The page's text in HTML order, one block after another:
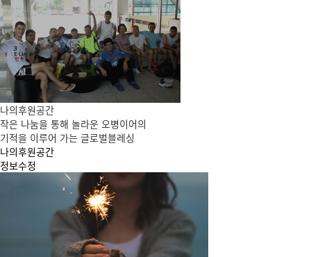
나의후원공간
작은 나눔을 통해 놀라운 오병이어의
기적을 이루어 가는 글로벌블레싱
나의후원공간
정보수정